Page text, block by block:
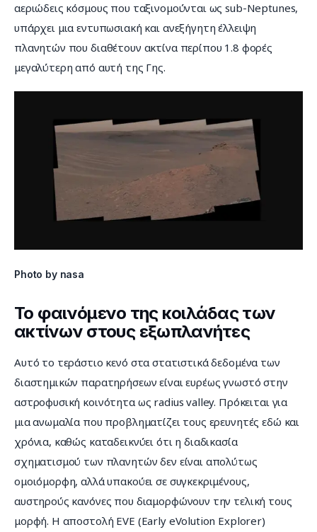
αεριώδεις κόσμους που ταξινομούνται ως sub-Neptunes,
υπάρχει μια εντυπωσιακή και ανεξήγητη έλλειψη
πλανητών που διαθέτουν ακτίνα περίπου 1.8 φορές
μεγαλύτερη από αυτή της Γης.
Photo by nasa
Το φαινόμενο της κοιλάδας των
ακτίνων στους εξωπλανήτες
Αυτό το τεράστιο κενό στα στατιστικά δεδομένα των
διαστημικών παρατηρήσεων είναι ευρέως γνωστό στην
αστροφυσική κοινότητα ως radius valley. Πρόκειται για
μια ανωμαλία που προβληματίζει τους ερευνητές εδώ και
χρόνια, καθώς καταδεικνύει ότι η διαδικασία
σχηματισμού των πλανητών δεν είναι απολύτως
ομοιόμορφη, αλλά υπακούει σε συγκεκριμένους,
αυστηρούς κανόνες που διαμορφώνουν την τελική τους
μορφή. Η αποστολή EVE (Early eVolution Explorer)